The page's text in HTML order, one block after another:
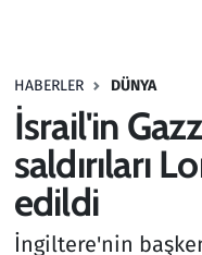
HABERLER DÜNYA
İsrail'in
saldırıları
edildi
İngiltere'nin
Haber
Kültür Sanat
Kurumsal